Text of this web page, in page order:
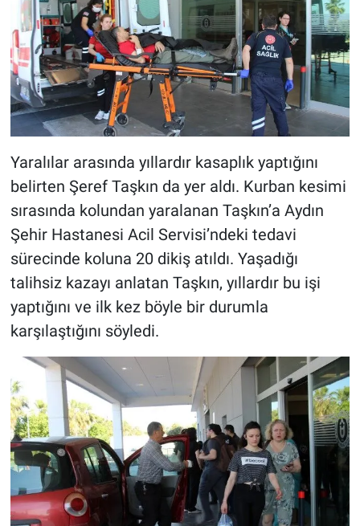
Yaralılar arasında yıllardır kasaplık yaptığını
belirten Şeref Taşkın da yer aldı. Kurban kesimi
sırasında kolundan yaralanan Taşkın’a Aydın
Şehir Hastanesi Acil Servisi’ndeki tedavi
sürecinde koluna 20 dikiş atıldı. Yaşadığı
talihsiz kazayı anlatan Taşkın, yıllardır bu işi
yaptığını ve ilk kez böyle bir durumla
karşılaştığını söyledi.